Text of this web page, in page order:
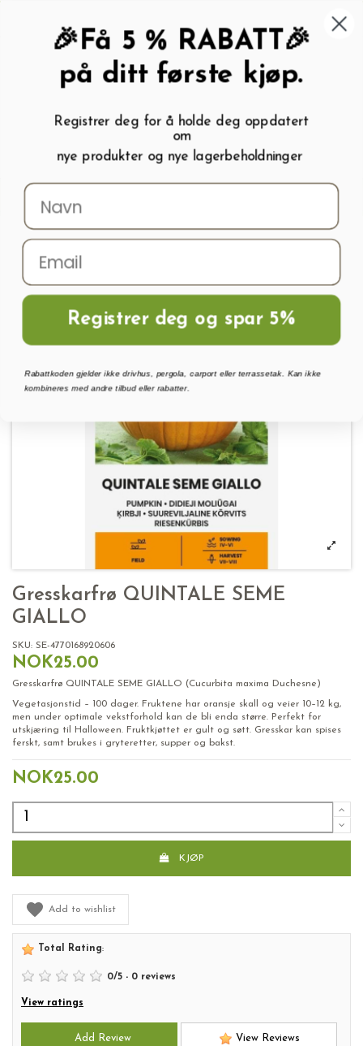
My wishlist ( 0
Menu Søk Logg inn Handlevogn
Hjem
QUINTALE SEME GIALLO
Gresskarfrø QUINTALE SEME
GIALLO
SKU: SE-4770168920606
NOK25.00
Gresskarfrø QUINTALE SEME GIALLO (Cucurbita maxima Duchesne)
Vegetasjonstid – 100 dager. Fruktene har oransje skall og veier 10–12 kg,
men under optimale vekstforhold kan de bli enda større. Perfekt for
utskjæring til Halloween. Fruktkjøttet er gult og søtt. Gresskar kan spises
ferskt, samt brukes i gryteretter, supper og bakst.
NOK25.00
KJØP
Add to wishlist
Total Rating:
0/5 - 0 reviews
View ratings
Add Review View Reviews
🎉Få 5 % RABATT🎉
på ditt første kjøp.
Registrer deg for å holde deg oppdatert
om
nye produkter og nye lagerbeholdninger
Registrer deg og spar 5%
Rabattkoden gjelder ikke drivhus, pergola, carport eller terrassetak. Kan ikke
kombineres med andre tilbud eller rabatter.